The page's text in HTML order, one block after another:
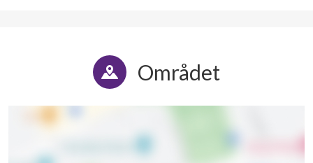
Området